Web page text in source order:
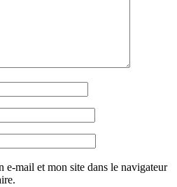
e-mail et mon site dans le navigateur